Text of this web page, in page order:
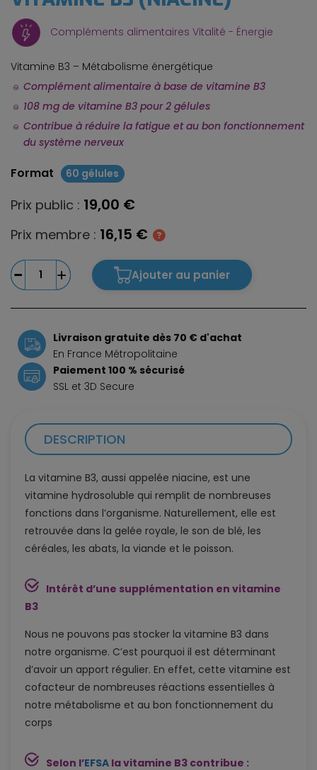
Compléments alimentaires Vitalité - Énergie
Vitamine B3 – Métabolisme énergétique
Complément alimentaire à base de vitamine B3
108 mg de vitamine B3 pour 2 gélules
Contribue à réduire la fatigue et au bon fonctionnement
du système nerveux
Format 60 gélules
Prix public : 19,00 €
Prix membre : 16,15 €
Ajouter au panier
Livraison gratuite dès 70 € d'achat
En France Métropolitaine
Paiement 100 % sécurisé
SSL et 3D Secure
DESCRIPTION
La vitamine B3, aussi appelée niacine, est une
vitamine hydrosoluble qui remplit de nombreuses
fonctions dans l’organisme. Naturellement, elle est
retrouvée dans la gelée royale, le son de blé, les
céréales, les abats, la viande et le poisson.
Intérêt d’une supplémentation en vitamine
B3
Nous ne pouvons pas stocker la vitamine B3 dans
notre organisme. C’est pourquoi il est déterminant
d’avoir un apport régulier. En effet, cette vitamine est
cofacteur de nombreuses réactions essentielles à
notre métabolisme et au bon fonctionnement du
corps
Selon l’EFSA la vitamine B3 contribue :